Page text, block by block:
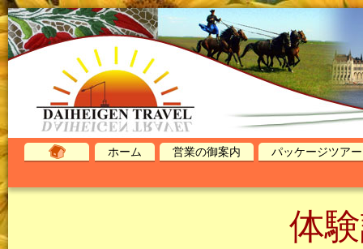
ホーム 営業の御案内 パッケージツアー
体